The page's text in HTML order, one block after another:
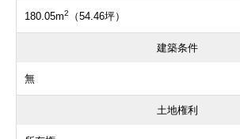
180.05m2 （54.46坪）
建築条件
無
土地権利